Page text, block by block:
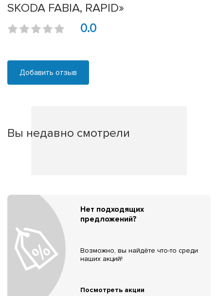
SKODA FABIA, RAPID»
0.0
Добавить отзыв
Вы недавно смотрели
Нет подходящих
предложений?
Возможно, вы найдёте что-то среди
наших акций!
Посмотреть акции